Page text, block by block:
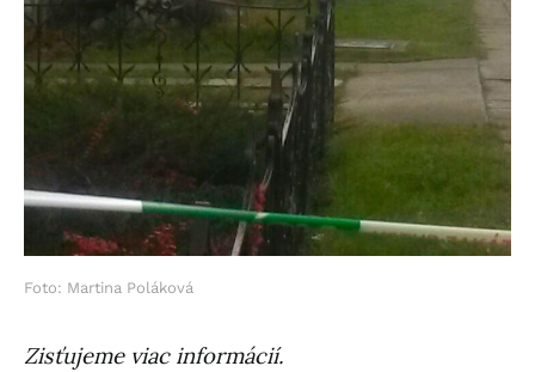
Foto: Martina Poláková
Zisťujeme viac informácií.